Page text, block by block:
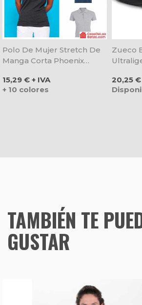
Polo De Mujer Stretch De
Manga Corta Phoenix
Precio
15,29 € + IVA
+ 10 colores
Zueco
Precio
20,25 €
TAMBIÉN TE
GUSTAR